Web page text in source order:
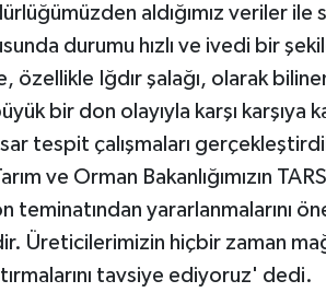
aldığımız veriler ile
durumu hızlı ve ivedi bir
özellikle Iğdır şalağı, olarak
bir don olayıyla karşı karşıya
tespit çalışmaları
ve Orman Bakanlığımızın
teminatından yararlanmalarını
Üreticilerimizin hiçbir zaman
tavsiye ediyoruz' dedi.